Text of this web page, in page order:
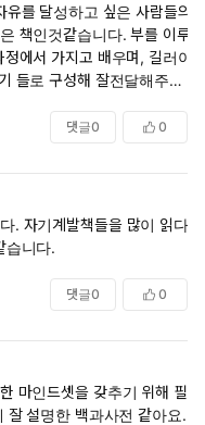
한 구성으로, 각 장마다
으로 등장해 ‘부를 가꾸
저자가 자신의 실제 인생
정리해놓았다.
려간 기록으로, 잔소리나
기 위해 고심한 저자의
감할 수 있는 ‘이야기 부
파력, 습관의 힘 등 부의
아들에게 온 마음을 다
삶에서 단단한 부를 일
태도를 물려주고 싶은 사
를 달성하고 싶은 사람들의
책인것같습니다. 부를 이루
에서 가지고 배우며, 길러야
들로 구성해 잘전달해주고
있게 해주고 마음을 강건히
책이였습니다.
댓글0 0
. 자기계발책들을 많이 읽다
습니다.
댓글0 0
마인드셋을 갖추기 위해 필
잘 설명한 백과사전 같아요.